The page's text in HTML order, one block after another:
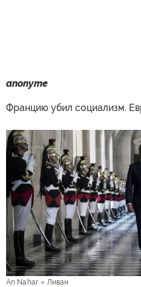
anonyme
Францию убил социализм.
An Nahar Ливан